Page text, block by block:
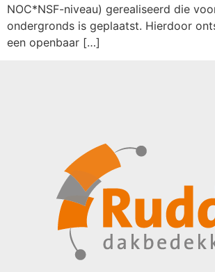
NOC*NSF-niveau) gerealiseerd die
ondergronds is geplaatst. Hierdoor
een openbaar […]